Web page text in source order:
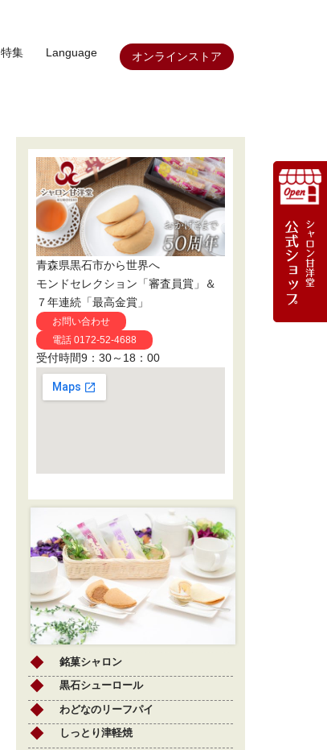
特集 Language オンラインストア
青森県黒石市から世界へ
モンドセレクション「審査員賞」＆
７年連続「最高金賞」
お問い合わせ
電話 0172-52-4688
受付時間9：30～18：00
銘菓シャロン
黒石シューロール
わどなのリーフパイ
しっとり津軽焼